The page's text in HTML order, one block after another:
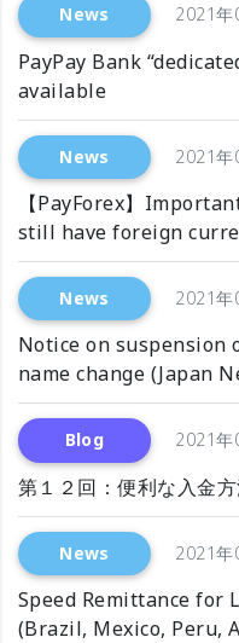
News 2021年
PayPay Bank
available
News 2021年
【PayForex】
still have foreign
News 2021年
Notice on suspension
name change (Japan
Blog 2021年
第１２回：便利な入金
News 2021年
Speed Remittance for
(Brazil, Mexico, Peru,